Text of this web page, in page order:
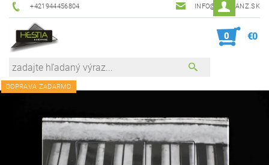
+421944456804 INFO@HESTIANZ.SK
0 €0
DOPRAVA ZADARMO